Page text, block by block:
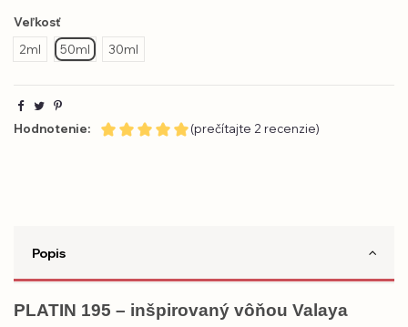
Veľkosť
2ml
50ml 30ml
Hodnotenie: (prečítajte 2 recenzie)
Popis
PLATIN 195 – inšpirovaný vôňou Valaya